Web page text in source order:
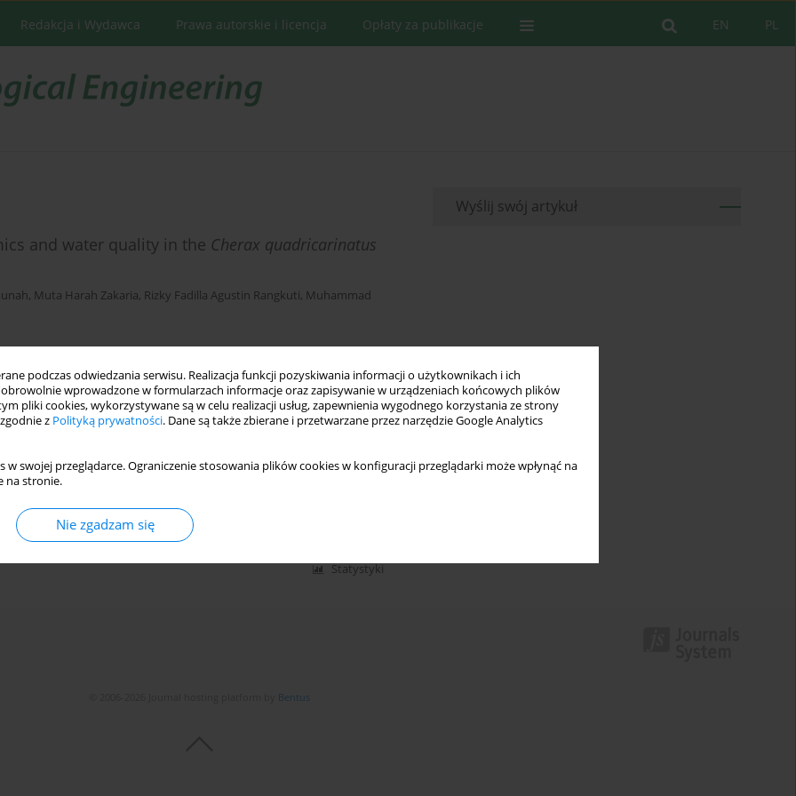
podczas odwiedzania serwisu. Realizacja funkcji pozyskiwania informacji o użytkownikach i ich
wprowadzone w formularzach informacje oraz zapisywanie w urządzeniach końcowych plików
pliki cookies, wykorzystywane są w celu realizacji usług, zapewnienia wygodnego korzystania ze strony
z Polityką prywatności. Dane są także zbierane i przetwarzane przez narzędzie Google Analytics
w swojej przeglądarce. Ograniczenie stosowania plików cookies w konfiguracji przeglądarki może wpłynąć na
na stronie.
Nie zgadzam się
PL
EN
Redakcja i Wydawca Prawa autorskie i licencja Opłaty za publikacje
and water quality in the Cherax quadricarinatus
, Muta Harah Zakaria, Rizky Fadilla Agustin Rangkuti, Muhammad
Statystyki
in Chlorella pyrenoidosa
under
Retno Buwono
Statystyki
Wyślij swój artykuł
Bentus